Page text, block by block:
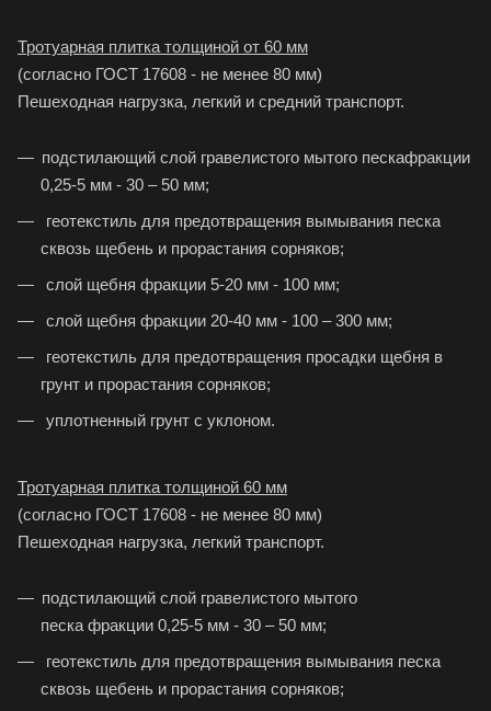
Тротуарная плитка толщиной от 60 мм
(согласно ГОСТ 17608 - не менее 80 мм)
Пешеходная нагрузка, легкий и средний транспорт.
подстилающий слой гравелистого мытого пескафракции
0,25-5 мм - 30 – 50 мм;
геотекстиль для предотвращения вымывания песка
сквозь щебень и прорастания сорняков;
слой щебня фракции 5-20 мм - 100 мм;
слой щебня фракции 20-40 мм - 100 – 300 мм;
геотекстиль для предотвращения просадки щебня в
грунт и прорастания сорняков;
уплотненный грунт с уклоном.
Тротуарная плитка толщиной 60 мм
(согласно ГОСТ 17608 - не менее 80 мм)
Пешеходная нагрузка, легкий транспорт.
подстилающий слой гравелистого мытого
песка фракции 0,25-5 мм - 30 – 50 мм;
геотекстиль для предотвращения вымывания песка
сквозь щебень и прорастания сорняков;